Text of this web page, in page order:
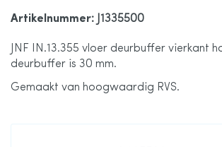
Artikelnummer: J1335500
JNF IN.13.355 vloer deurbuffer vierkant
deurbuffer is 30 mm.
Gemaakt van hoogwaardig RVS.
van
de
afbeeldingen-